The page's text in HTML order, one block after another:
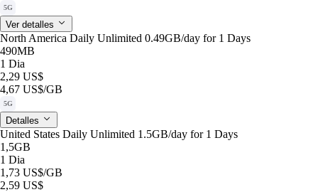
5G
Ver detalles
North America Daily Unlimited 0.49GB/day for 1 Days
490MB
1 Dia
2,29 US$
4,67 US$/GB
5G
Detalles
United States Daily Unlimited 1.5GB/day for 1 Days
1,5GB
1 Dia
1,73 US$/GB
2,59 US$